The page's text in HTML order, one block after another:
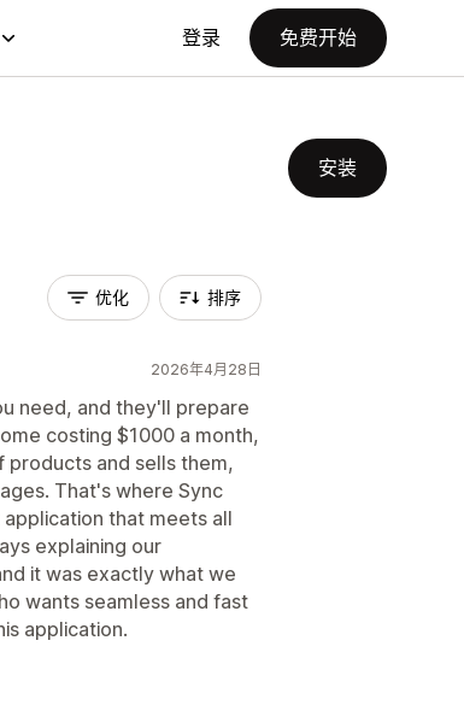
登录 免费开始
安装
优化 排序
2026年4月28日
need, and they'll prepare
costing $1000 a month,
products and sells them,
That's where Sync
that meets all
explaining our
it was exactly what we
wants seamless and fast
application.